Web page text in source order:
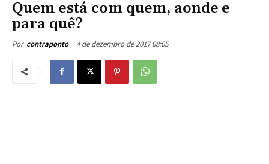
Quem está com quem, aonde e
para quê?
Por contraponto 4 de dezembro de 2017 08:05